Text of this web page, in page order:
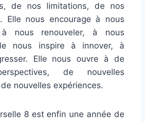
de nos limitations, de nos
Elle nous encourage à nous
à nous renouveler, à nous
nous inspire à innover, à
Elle nous ouvre à de
de nouvelles
nouvelles expériences.
8 est enfin une année de